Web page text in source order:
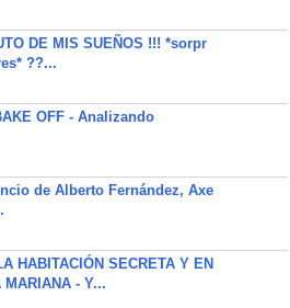
DE MIS SUEÑOS !!! *sorpr
??...
OFF - Analizando
de Alberto Fernández, Axe
HABITACIÓN SECRETA Y EN
MARIANA - Y...